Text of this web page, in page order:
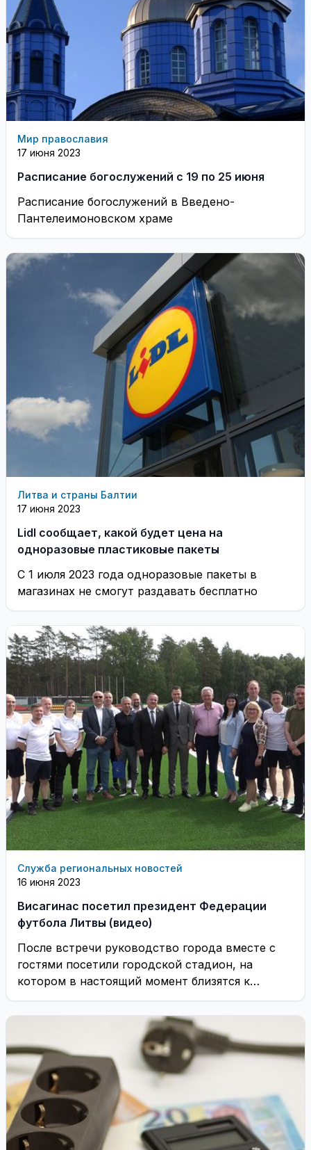
Мир православия
17 июня 2023
Расписание богослужений с 19 по 25 июня
Расписание богослужений в Введено-
Пантелеимоновском храме
Литва и страны Балтии
17 июня 2023
Lidl сообщает, какой будет цена на
одноразовые пластиковые пакеты
С 1 июля 2023 года одноразовые пакеты в
магазинах не смогут раздавать бесплатно
Служба региональных новостей
16 июня 2023
Висагинас посетил президент Федерации
футбола Литвы (видео)
После встречи руководство города вместе с
гостями посетили городской стадион, на
котором в настоящий момент близятся к
завершению работы по ...